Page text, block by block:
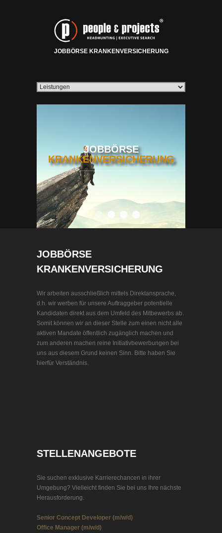
JOBBÖRSE KRANKENVERSICHERUNG
JOBBÖRSE
KRANKENVERSICHERUNG
0 1 2 3
JOBBÖRSE
KRANKENVERSICHERUNG
Wir arbeiten ausschließlich mittels Direktansprache,
d.h. wir werben für unsere Auftraggeber potentielle
Kandidaten direkt aus dem Umfeld des Mitbewerbs ab.
Somit können wir an dieser Stelle zum einen nicht alle
aktiven Mandate öffentlich zugänglich machen und
zum anderen machen reine Initiativbewerbungen bei
uns aus diesem Grund keinen Sinn. Bitte haben Sie
hierfür Verständnis.
STELLENANGEBOTE
Sie suchen exklusive Karrierechancen in ihrer
Umgebung? Vielleicht finden Sie bei uns Ihre nächste
Herausforderung.
Senior Concept Developer (m/w/d)
Office Manager (m/w/d)